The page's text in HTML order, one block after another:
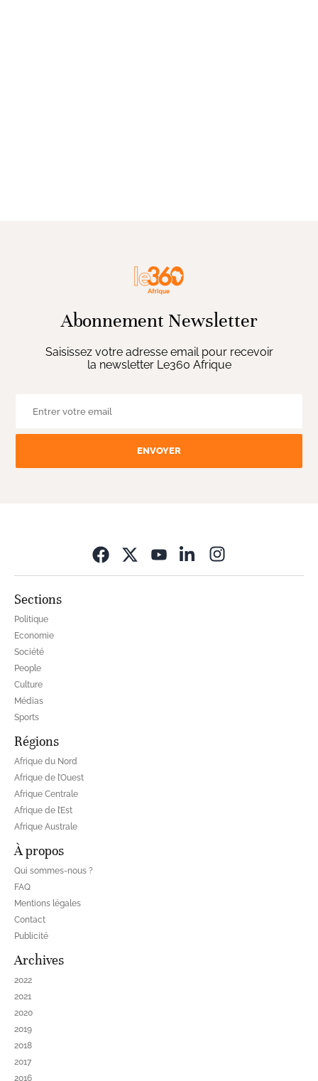
Abonnement Newsletter
Saisissez votre adresse email pour recevoir
la newsletter Le360 Afrique
ENVOYER
Sections
Politique
Economie
Société
People
Culture
Médias
Sports
Régions
Afrique du Nord
Afrique de l’Ouest
Afrique Centrale
Afrique de l’Est
Afrique Australe
À propos
Qui sommes-nous ?
FAQ
Mentions légales
Contact
Publicité
Archives
2022
2021
2020
2019
2018
2017
2016